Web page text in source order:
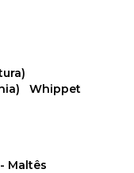
- Maltês
Whippet